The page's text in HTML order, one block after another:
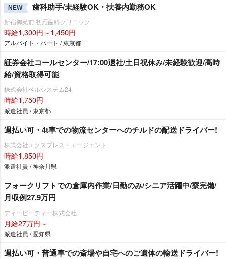
NEW 歯科助手/未経験OK・扶養内勤務OK
新宿御苑前 初雁歯科クリニック
時給1,300円～1,450円
アルバイト・パート / 東京都
証券会社コールセンター/17:00退社/土日祝休み/未経験歓迎/高時
給/資格取得可能
株式会社ベルシステム24
時給1,750円
派遣社員 / 東京都
週払い可・4t車での物流センターへのチルドの配送ドライバー!
株式会社エクスプレス・エージェント
時給1,850円
派遣社員 / 神奈川県
フォークリフトでの倉庫内作業/日勤のみ/シニア活躍中/寮完備/
月収例27.9万円
ディーピーティー株式会社
月給27万円～
派遣社員 / 愛知県
週払い可・普通車での斎場や自宅へのご遺体の輸送ドライバー!